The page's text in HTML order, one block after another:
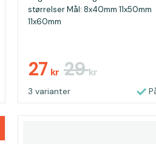
størrelser Mål: 8x40mm 11x50mm
11x60mm
27 kr 29kr
3 varianter